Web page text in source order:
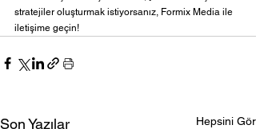
stratejiler oluşturmak istiyorsanız, Formix Media ile
iletişime geçin!
Son Yazılar Hepsini Gör